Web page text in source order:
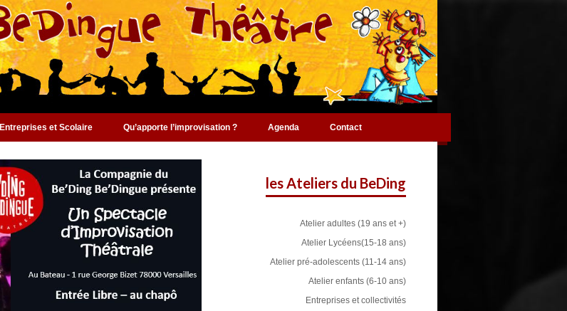
Entreprises et Scolaire Qu’apporte l’improvisation ? Agenda Contact
les Ateliers du BeDing
Atelier adultes (19 ans et +)
Atelier Lycéens(15-18 ans)
Atelier pré-adolescents (11-14 ans)
Atelier enfants (6-10 ans)
Entreprises et collectivités